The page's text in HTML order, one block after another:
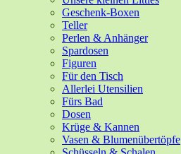
Geschenk-Boxen
Teller
Perlen & Anhänger
Spardosen
Figuren
Für den Tisch
Allerlei Utensilien
Fürs Bad
Dosen
Krüge & Kannen
Vasen & Blumenübertöpfe